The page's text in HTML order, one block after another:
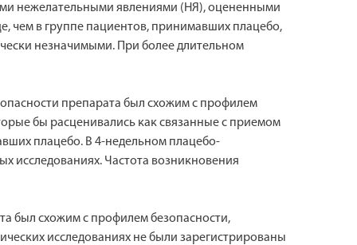
нежелательными явлениями (НЯ), оцененными
чем в группе пациентов, принимавших плацебо,
незначимыми. При более длительном
препарата был схожим с профилем
бы расценивались как связанные с приемом
плацебо. В 4-недельном плацебо-
исследованиях. Частота возникновения
был схожим с профилем безопасности,
исследованиях не были зарегистрированы